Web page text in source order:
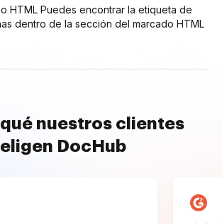
HTML Puedes encontrar la etiqueta de
dentro de la sección del marcado HTML
nuestros clientes
eligen DocHub